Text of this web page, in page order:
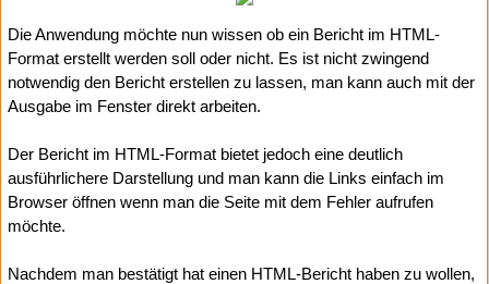
Die Anwendung möchte nun wissen ob ein Bericht im HTML-
Format erstellt werden soll oder nicht. Es ist nicht zwingend
notwendig den Bericht erstellen zu lassen, man kann auch mit der
Ausgabe im Fenster direkt arbeiten.
Der Bericht im HTML-Format bietet jedoch eine deutlich
ausführlichere Darstellung und man kann die Links einfach im
Browser öffnen wenn man die Seite mit dem Fehler aufrufen
möchte.
Nachdem man bestätigt hat einen HTML-Bericht haben zu wollen,